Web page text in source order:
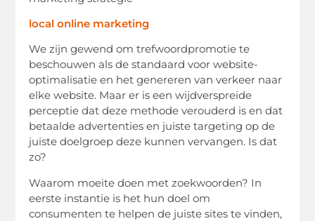
local online marketing
We zijn gewend om trefwoordpromotie te
beschouwen als de standaard voor website-
optimalisatie en het genereren van verkeer naar
elke website. Maar er is een wijdverspreide
perceptie dat deze methode verouderd is en dat
betaalde advertenties en juiste targeting op de
juiste doelgroep deze kunnen vervangen. Is dat
zo?
Waarom moeite doen met zoekwoorden? In
eerste instantie is het hun doel om
consumenten te helpen de juiste sites te vinden,